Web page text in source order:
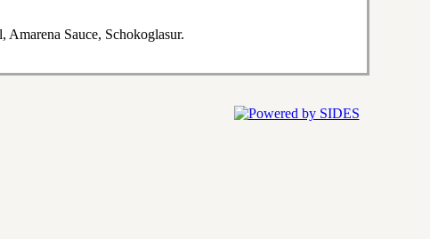
Amarena Sauce, Schokoglasur.